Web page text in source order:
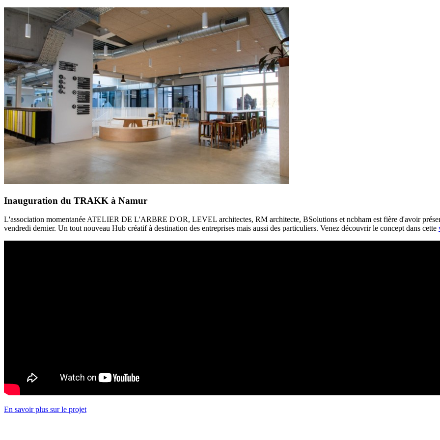
Inauguration du TRAKK à Namur
L'association momentanée ATELIER DE L'ARBRE D'OR, LEVEL architectes, RM architecte, BSolutions et ncbham est fière d'avoir
vendredi dernier. Un tout nouveau Hub créatif à destination des entreprises mais aussi des particuliers. Venez découvrir le concept dans cette
En savoir plus sur le projet